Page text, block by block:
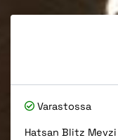
Varastossa
Hatsan Blitz